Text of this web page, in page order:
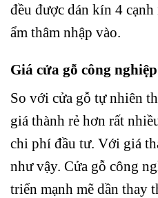
đều được dán kín 4
ẩm thâm nhập vào.
Giá cửa gỗ công
So với cửa gỗ tự nhiên
giá thành rẻ hơn rất
chi phí đầu tư. Với giá
như vậy. Cửa gỗ công
triển mạnh mẽ dần thay